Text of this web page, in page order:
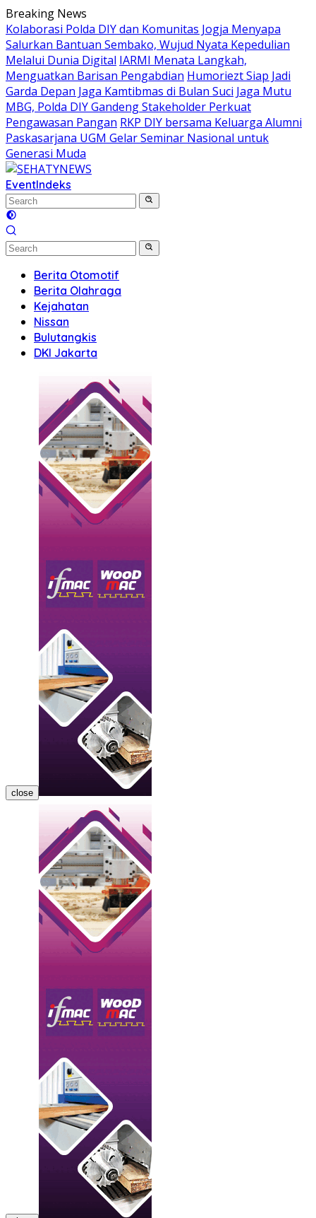
Skip
to
content
Breaking News
Kolaborasi Polda DIY dan Komunitas Jogja Menyapa
Salurkan Bantuan Sembako, Wujud Nyata Kepedulian
Melalui Dunia Digital IARMI Menata Langkah,
Menguatkan Barisan Pengabdian Humoriezt Siap Jadi
Garda Depan Jaga Kamtibmas di Bulan Suci Jaga Mutu
MBG, Polda DIY Gandeng Stakeholder Perkuat
Pengawasan Pangan RKP DIY bersama Keluarga Alumni
Paskasarjana UGM Gelar Seminar Nasional untuk
Generasi Muda
EventIndeks
Berita Otomotif
Berita Olahraga
Kejahatan
Nissan
Bulutangkis
DKI Jakarta
close